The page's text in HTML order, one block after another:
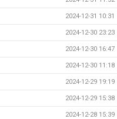
2024-12-31 10:31
2024-12-30 23:23
2024-12-30 16:47
2024-12-30 11:18
2024-12-29 19:19
2024-12-29 15:38
2024-12-28 15:39